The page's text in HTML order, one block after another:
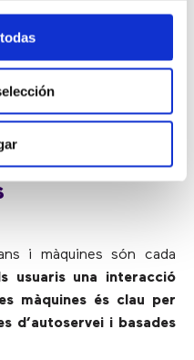
recents d’anàlisi de
informació sobre
l’empatia i la flexibilitat.
per obtenir
les dades en
i màquines són cada
usuaris una interacció
màquines és clau per
d’autoservei i basades